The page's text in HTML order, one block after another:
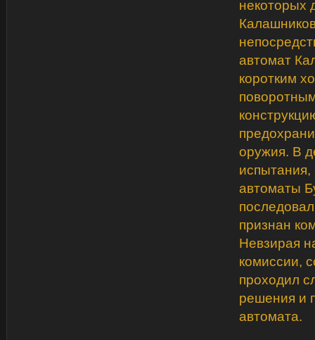
некоторых
автомат
коротким
оружия. В
испытания,
автоматы
признан
Невзирая
комиссии,
проходил
решения и
автомата.